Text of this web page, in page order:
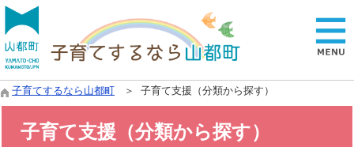
子育てするなら山都町 ＞ 子育て支援（分類から探す）
子育て支援（分類から探す）